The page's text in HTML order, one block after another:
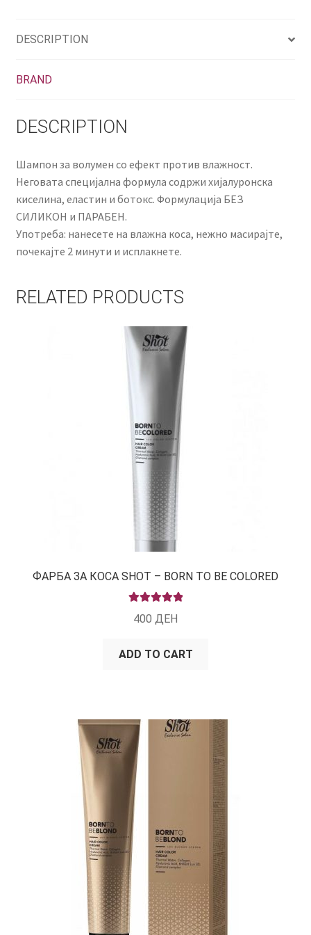
DESCRIPTION
BRAND
DESCRIPTION
Шампон за волумен со ефект против влажност.
Неговата специјална формула содржи хијалуронска
киселина, еластин и ботокс. Формулација БЕЗ
СИЛИКОН и ПАРАБЕН.
Употреба: нанесете на влажна коса, нежно масирајте,
почекајте 2 минути и исплакнете.
RELATED PRODUCTS
ФАРБА ЗА КОСА SHOT – BORN TO BE COLORED
OUT OF 5
400 ДЕН
ADD TO CART